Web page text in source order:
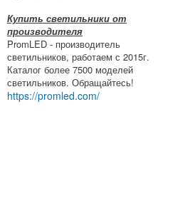
Купить светильники от
производителя
PromLED - производитель
светильников, работаем с 2015г.
Каталог более 7500 моделей
светильников. Обращайтесь!
https://promled.com/